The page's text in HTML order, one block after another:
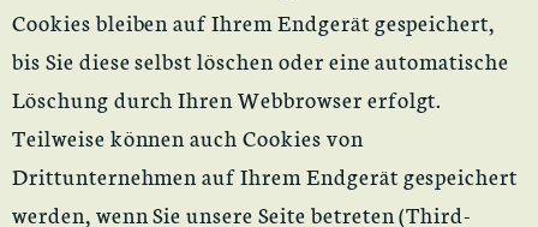
Cookies bleiben auf Ihrem Endgerät gespeichert,
bis Sie diese selbst löschen oder eine automatische
Löschung durch Ihren Webbrowser erfolgt.
Teilweise können auch Cookies von
Drittunternehmen auf Ihrem Endgerät gespeichert
werden, wenn Sie unsere Seite betreten (Third-